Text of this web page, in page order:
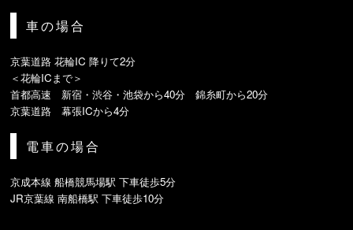
車の場合
京葉道路 花輪IC 降りて2分
＜花輪ICまで＞
首都高速 新宿・渋谷・池袋から40分 錦糸町から20分
京葉道路 幕張ICから4分
電車の場合
京成本線 船橋競馬場駅 下車徒歩5分
JR京葉線 南船橋駅 下車徒歩10分